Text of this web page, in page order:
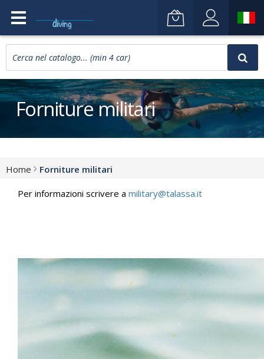
Forniture militari
Home Forniture militari
Per informazioni scrivere a military@talassa.it